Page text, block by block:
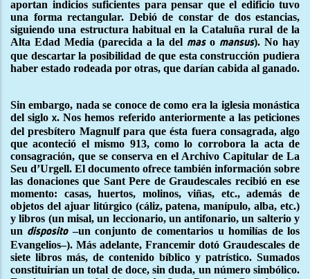
aportan indicios suficientes para pensar que el edificio tuvo
una forma rectangular. Debió de constar de dos estancias,
siguiendo una estructura habitual en la Cataluña rural de la
Alta Edad Media (parecida a la del maso mansus). No hay
que descartar la posibilidad de que esta construcción pudiera
haber estado rodeada por otras, que darían cabida al ganado.
Sin embargo, nada se conoce de como era la iglesia monástica
del siglox. Nos hemos referido anteriormente a las peticiones
del presbítero Magnulf para que ésta fuera consagrada, algo
que aconteció el mismo 913, como lo corrobora la acta de
consagración, que se conserva en el Archivo Capitular de La
Seu d’Urgell. El documento ofrece también información sobre
las donaciones que Sant Pere de Graudescales recibió en ese
momento: casas, huertos, molinos, viñas, etc., además de
objetos del ajuar litúrgico (cáliz, patena, manípulo, alba, etc.)
y libros (un misal, un leccionario, un antifonario, un salterio y
un disposito–un conjunto de comentarios u homilías de los
Evangelios–). Más adelante, Francemir dotó Graudescales de
siete libros más, de contenido bíblico y patrístico. Sumados
constituirían un total de doce, sin duda, un número simbólico.